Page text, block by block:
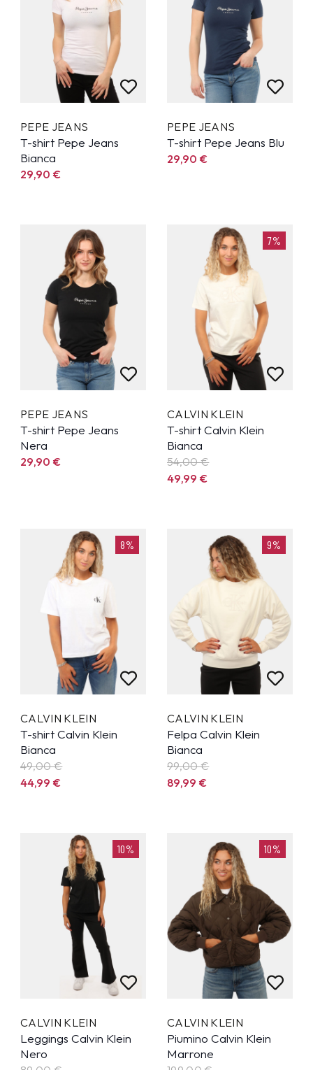
PEPE JEANS
T-shirt Pepe Jeans
Bianca
29,90€
PEPE JEANS
T-shirt Pepe Jeans Blu
29,90€
PEPE JEANS
T-shirt Pepe Jeans
Nera
29,90€
7%
CALVIN KLEIN
T-shirt Calvin Klein
Bianca
54,00 €
49,99€
8%
CALVIN KLEIN
T-shirt Calvin Klein
Bianca
49,00 €
44,99€
9%
CALVIN KLEIN
Felpa Calvin Klein
Bianca
99,00 €
89,99€
10%
CALVIN KLEIN
Leggings Calvin Klein
Nero
10%
CALVIN KLEIN
Piumino Calvin Klein
Marrone